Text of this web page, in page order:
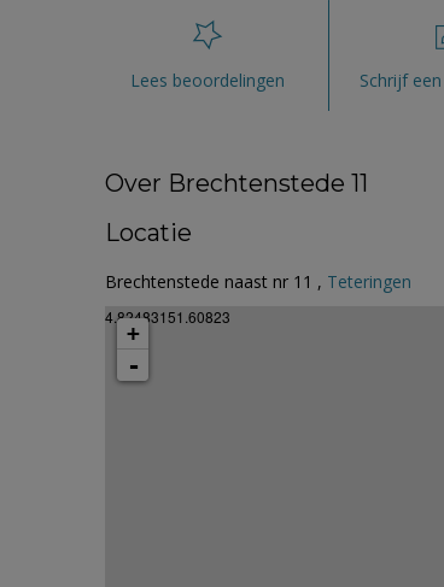
Lees beoordelingen Schrijf
Over Brechtenstede 11
Locatie
Brechtenstede naast nr 11 , Teteringen
4.82483151.60823
+
-